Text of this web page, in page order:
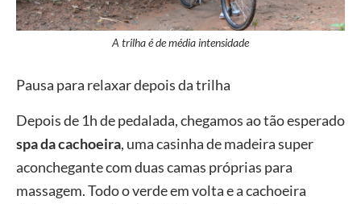
A trilha é de média intensidade
Pausa para relaxar depois da trilha
Depois de 1h de pedalada, chegamos ao tão esperado
spa da cachoeira, uma casinha de madeira super
aconchegante com duas camas próprias para
massagem. Todo o verde em volta e a cachoeira